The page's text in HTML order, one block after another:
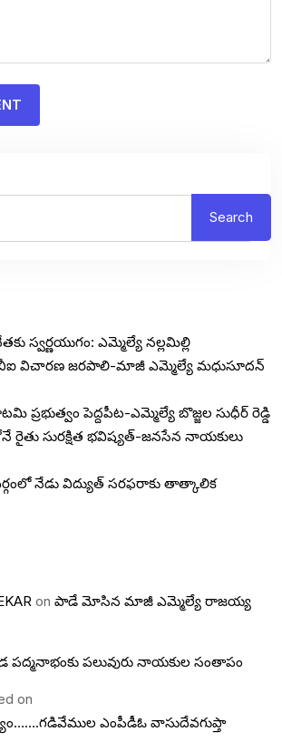
Search
స్వర్ణయుగం: ఎమ్మెల్యే నల్లమిల్లి
విచారణ జరపాలి-మాజీ ఎమ్మెల్యే మధుసూదన్
ప్రభుత్వం పెద్దపీట-ఎమ్మెల్యే బొజ్జల సుధీర్ రెడ్డి
రైతు సురక్షిత భవిష్యత్-జనసేన నాయకులు
నేడు విద్యుత్ సరఫరాకు తాత్కాలిక
on పాడే మోసిన మాజీ ఎమ్మెల్యే రాజయ్య
పద్మనాభంకు పలువురు నాయకుల సంతాపం
on
ఎంపీడీఓ వాసుదేవగుప్తా